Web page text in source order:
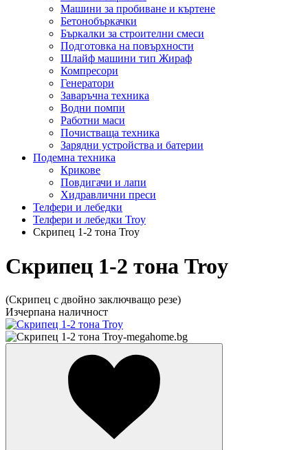
Машини за пробиване и къртене
Бетонобъркачки
Бъркалки за строителни смеси
Подготовка на повърхности
Шлайф машини тип Жираф
Компресори
Генератори
Заваръчна техника
Водни помпи
Работни маси
Почистваща техника
Зарядни устройства и батерии
Подемна техника
Крикове
Повдигачи и лапи
Хидравлични преси
Телфери и лебедки
Телфери и лебедки Troy
Скрипец 1-2 тона Troy
Скрипец 1-2 тона Troy
(Скрипец с двойно заключващо резе)
Изчерпана наличност